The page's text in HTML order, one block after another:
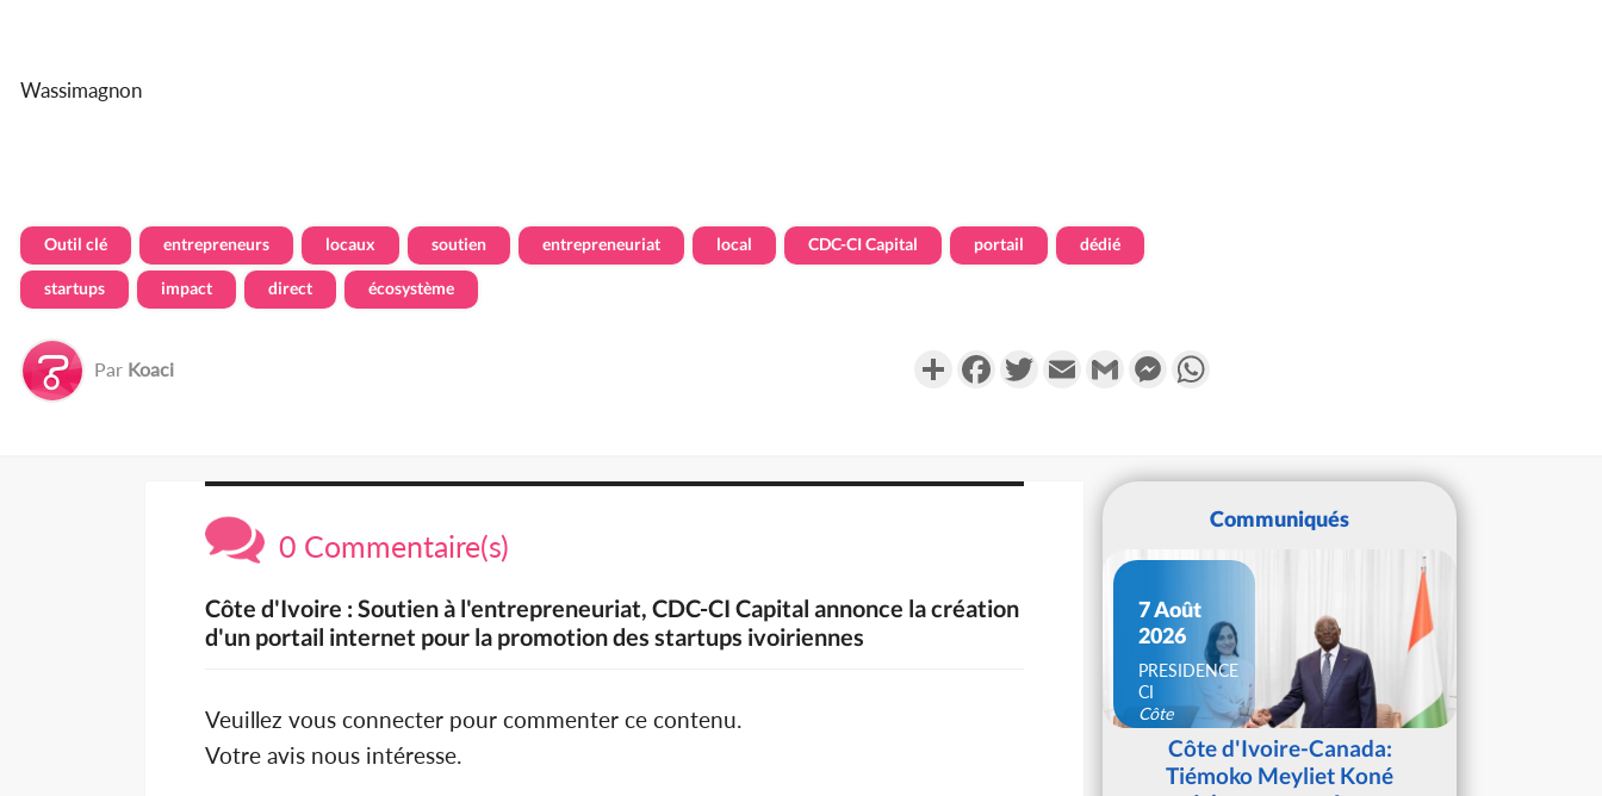
Wassimagnon
Outil clé entrepreneurs locaux soutien entrepreneuriat local CDC-CI Capital portail dédié
startups impact direct écosystème
Par Koaci PartagerFacebookTwitterEmail Gmail Messenger
0 Commentaire(s)
Côte d'Ivoire : Soutien à l'entrepreneuriat, CDC-CI Capital annonce la création
d'un portail internet pour la promotion des startups ivoiriennes
Veuillez vous connecter pour commenter ce contenu.
Votre avis nous intéresse.
Communiqués
7 Août
2026
PRESIDENCE
CI
Côte
d'IvoireCôte d'Ivoire-Canada:
Tiémoko Meyliet Koné